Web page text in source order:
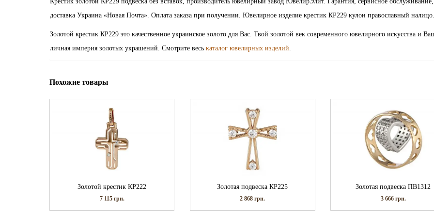
доставка Украина «Новая Почта». Оплата заказа при получении. Ювелирное изделие крестик КР229 кулон православный налицо.
Золотой крестик КР229 это качественное украинское золото для Вас. Твой золотой век современного ювелирного искусства и
личная империя золотых украшений. Смотрите весь каталог ювелирных изделий.
Похожие товары
Золотой крестик КР222
7 115 грн.
Золотая подвеска КР225
2 868грн.
Золотая подвеска ПВ1312
3 666 грн.